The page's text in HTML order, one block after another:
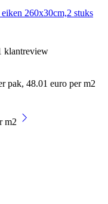
260x30cm,2 stuks
klantreview
pak, 48.01 euro per m2
m2